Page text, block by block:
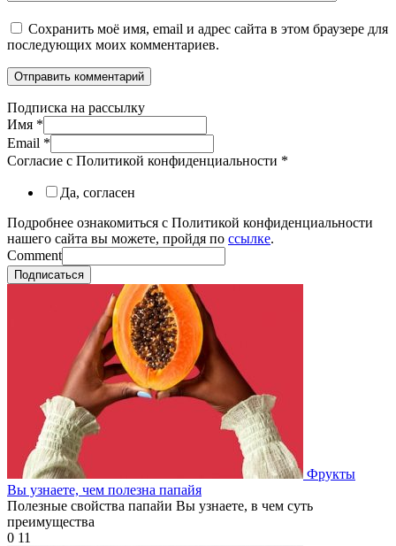
Сохранить моё имя, email и адрес сайта в этом браузере для
последующих моих комментариев.
Подписка на рассылку
Имя *
Email *
Согласие с Политикой конфиденциальности *
Да, согласен
Подробнее ознакомиться с Политикой конфиденциальности
нашего сайта вы можете, пройдя по ссылке.
Comment
Подписаться
Фрукты
Вы узнаете, чем полезна папайя
Полезные свойства папайи Вы узнаете, в чем суть
преимущества
0 11